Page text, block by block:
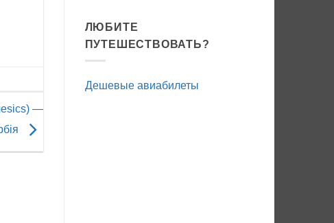
—
ЛЮБИТЕ
ПУТЕШЕСТВОВАТЬ?
Дешевые авиабилеты